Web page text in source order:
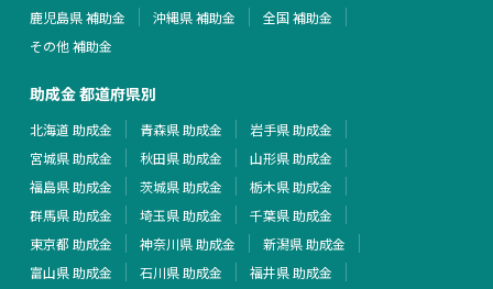
鹿児島県 補助金
沖縄県 補助金
全国 補助金
その他 補助金
助成金 都道府県別
北海道 助成金 青森県 助成金
岩手県 助成金
宮城県 助成金
秋田県 助成金
山形県 助成金
福島県 助成金
茨城県 助成金
栃木県 助成金
群馬県 助成金
埼玉県 助成金
千葉県 助成金
東京都 助成金
神奈川県 助成金
新潟県 助成金
富山県 助成金
石川県 助成金
福井県 助成金